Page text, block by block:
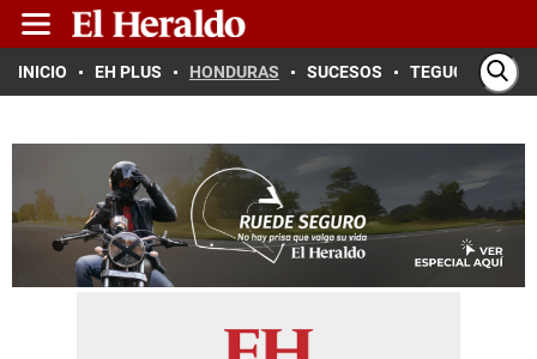
INICIO EH PLUS HONDURAS SUCESOS TEGUCIGALPA